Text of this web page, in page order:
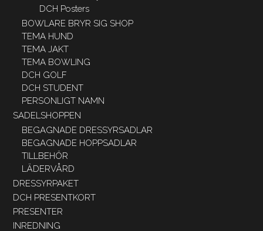
DCH Posters
BOWLARE BRYR SIG SHOP
TEMA HUND
TEMA JAKT
TEMA BOWLING
DCH GOLF
DCH STUDENT
PERSONLIGT NAMN
SADELSHOPPEN
BEGAGNADE DRESSYRSADLAR
BEGAGNADE HOPPSADLAR
TILLBEHÖR
LÄDERVÅRD
DRESSYRPAKET
DCH PRESENTKORT
PRESENTER
INREDNING